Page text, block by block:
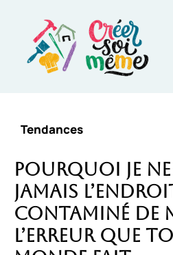
contenu
Tendances
Pourquoi je
jamais
contaminé de
l’erreur que